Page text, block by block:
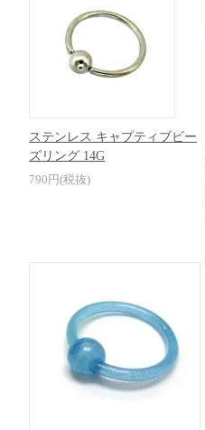
ステンレス キャプティブビー
ズリング 14G
790円(税抜)